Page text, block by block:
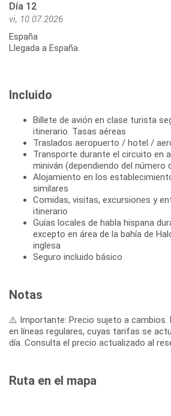
Día 12
vi, 10.07.2026
España
Llegada a España.
Incluido
Billete de avión en clase turista
itinerario. Tasas aéreas
Traslados aeropuerto / hotel /
Transporte durante el circuito en
miniván (dependiendo del número
Alojamiento en los
similares
Comidas, visitas, excursiones y
itinerario
Guías locales de habla hispana
excepto en área de la bahía de
inglesa
Seguro incluido básico
Notas
⚠️ Importante: Precio sujeto a cambios.
en líneas regulares, cuyas tarifas se
día. Consulta el precio actualizado al
Ruta en el mapa